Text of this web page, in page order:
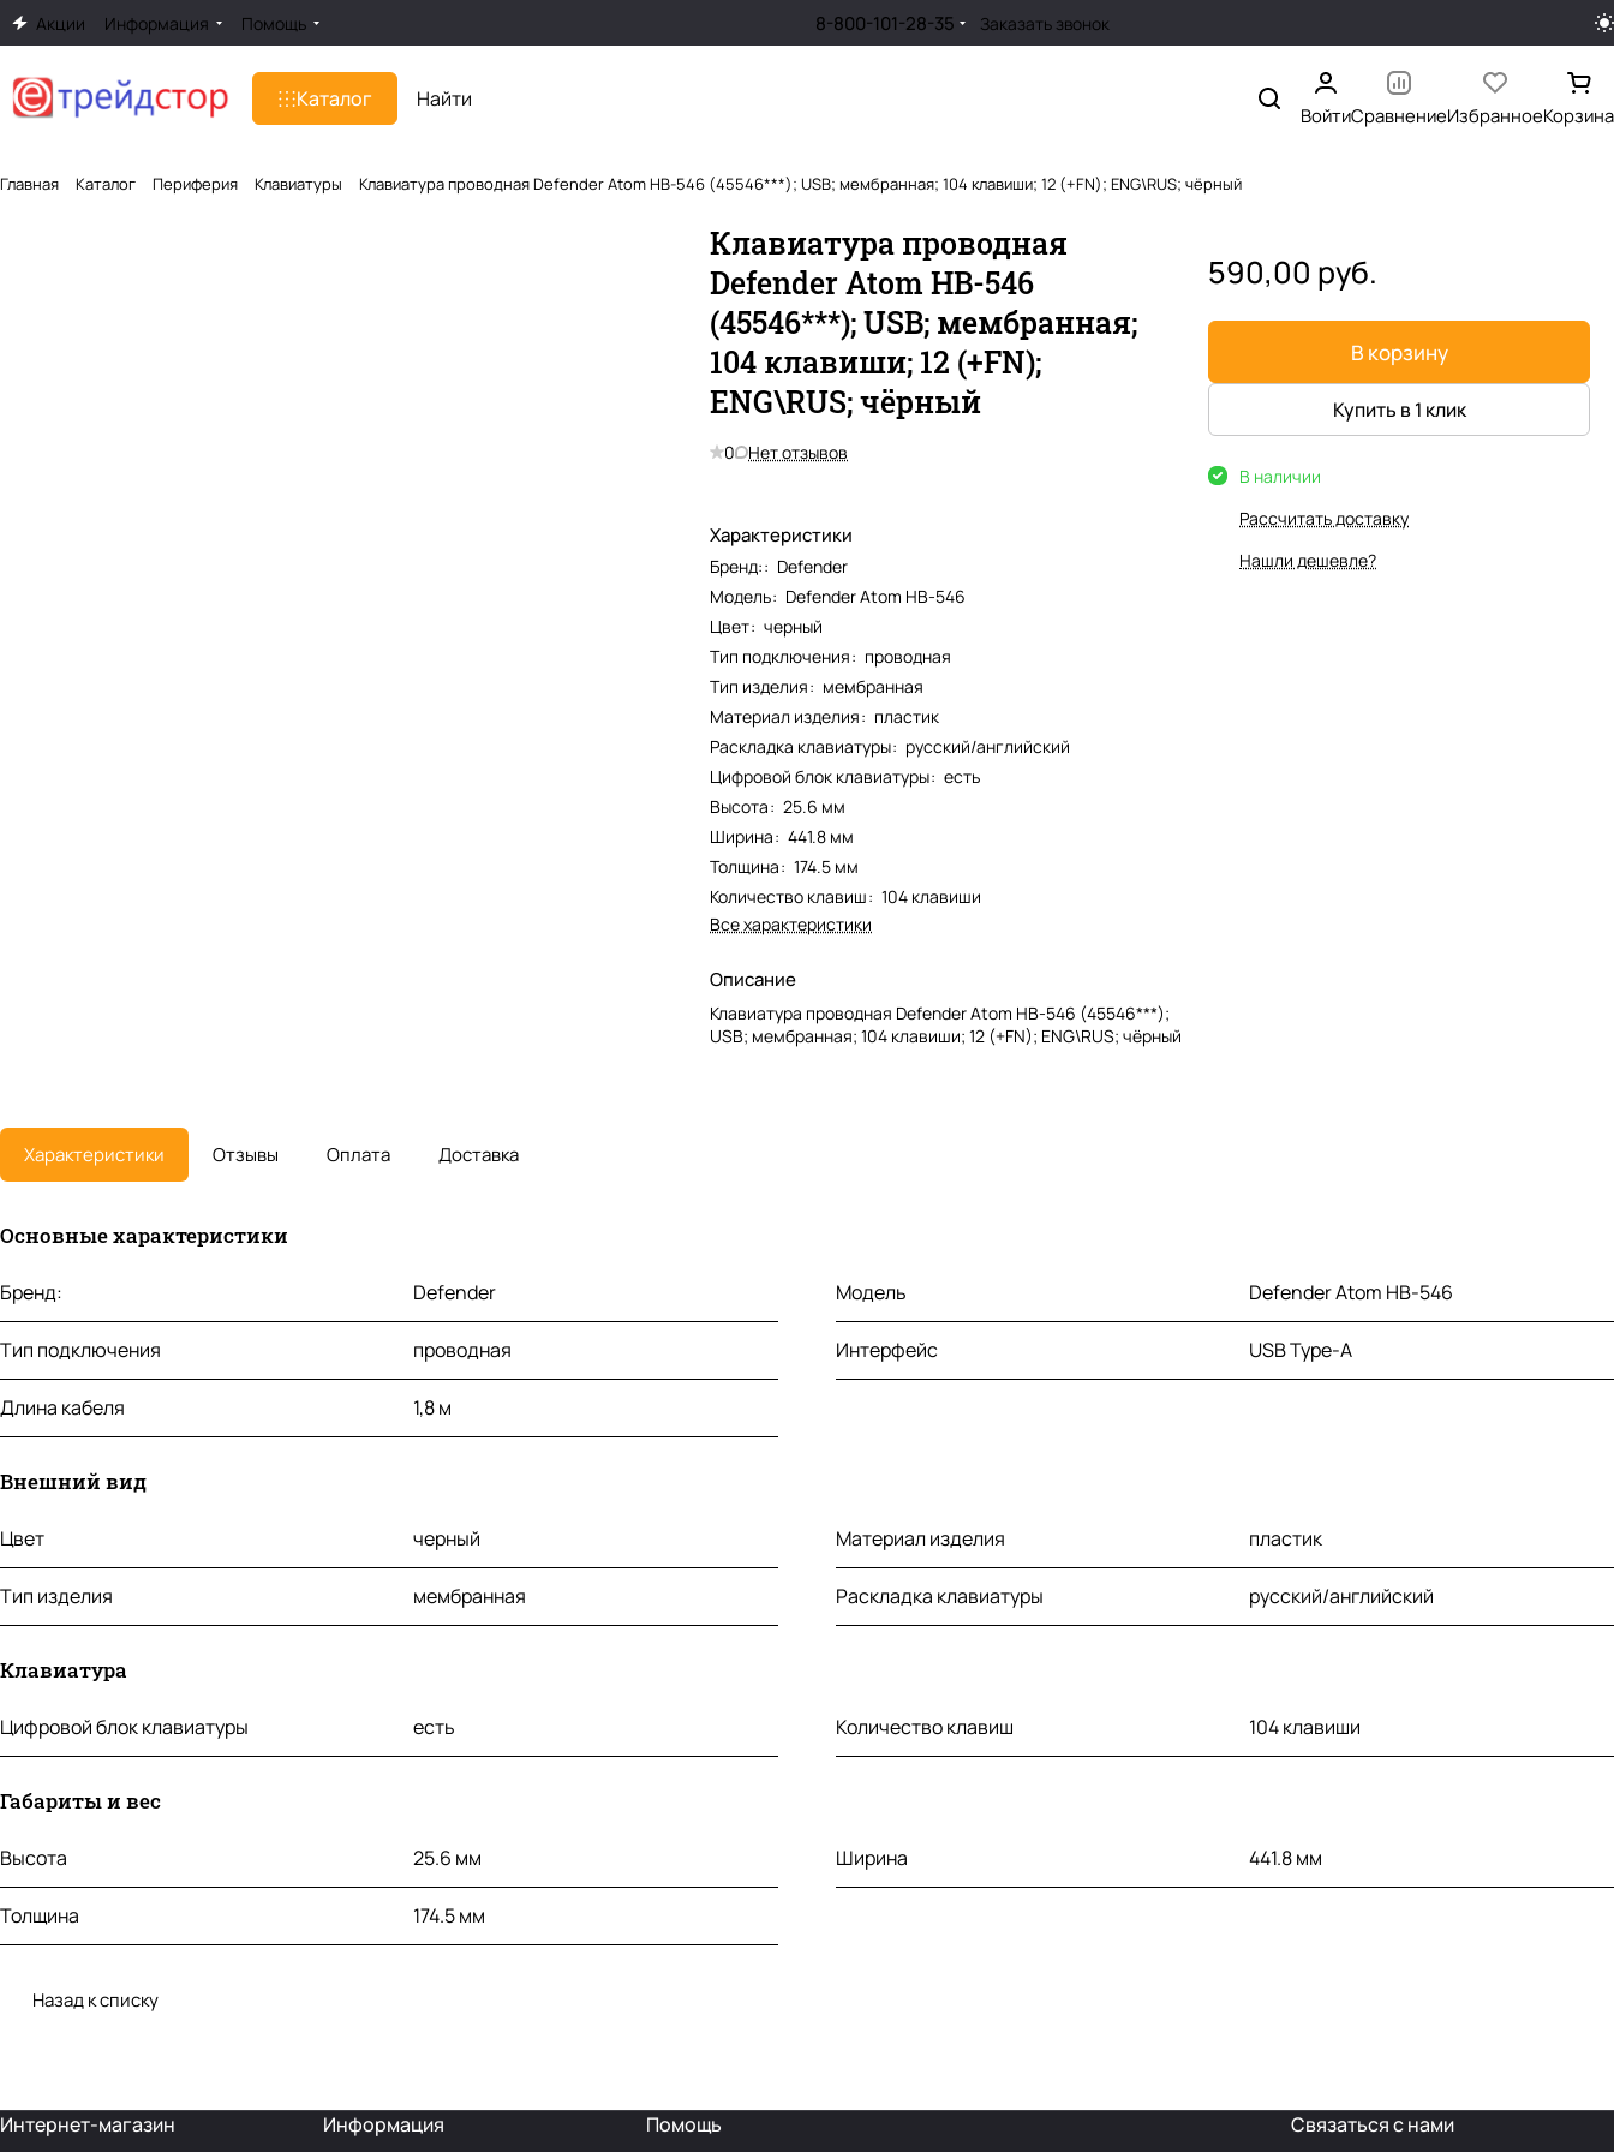
Акции Информация Помощь 8-800-101-28-35 Заказать звонок
Каталог
ВойтиСравнениеИзбранноеКорзина
Главная Каталог Периферия Клавиатуры Клавиатура проводная Defender Atom HB-546 (45546***); USB; мембранная; 104 клавиши; 12 (+FN); ENG\RUS; чёрный
Клавиатура проводная
Defender Atom HB-546
(45546***); USB; мембранная;
104 клавиши; 12 (+FN);
ENG\RUS; чёрный
0 Нет отзывов
Характеристики
Бренд:: Defender
Модель: Defender Atom HB-546
Цвет: черный
Тип подключения: проводная
Тип изделия: мембранная
Материал изделия: пластик
Раскладка клавиатуры: русский/английский
Цифровой блок клавиатуры: есть
Высота: 25.6 мм
Ширина: 441.8 мм
Толщина: 174.5 мм
Количество клавиш: 104 клавиши
Все характеристики
Описание
Клавиатура проводная Defender Atom HB-546 (45546***);
USB; мембранная; 104 клавиши; 12 (+FN); ENG\RUS; чёрный
590,00 руб.
В корзину
Купить в 1 клик
В наличии
Рассчитать доставку
Нашли дешевле?
Характеристики Отзывы Оплата Доставка
Основные характеристики
Бренд: Defender Модель Defender Atom HB-546
Тип подключения проводная Интерфейс USB Type-A
Длина кабеля 1,8 м
Внешний вид
Цвет черный Материал изделия пластик
Тип изделия мембранная Раскладка клавиатуры русский/английский
Клавиатура
Цифровой блок клавиатуры есть Количество клавиш 104 клавиши
Габариты и вес
Высота 25.6 мм Ширина 441.8 мм
Толщина 174.5 мм
Назад к списку
Интернет-магазин Информация Помощь Связаться с нами